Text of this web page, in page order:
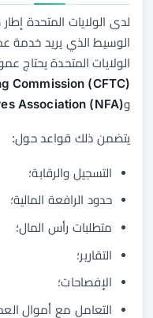
لدى الولايات المتحدة
الوسيط الذي يريد خدمة
الولايات المتحدة يحتاج
Commission (CFTC)
وAssociation (NFA)
يتضمن ذلك قواعد حول:
التسجيل والرقابة؛
حدود الرافعة المالية؛
متطلبات رأس المال؛
التقارير؛
الإفصاحات؛
التعامل مع أموال